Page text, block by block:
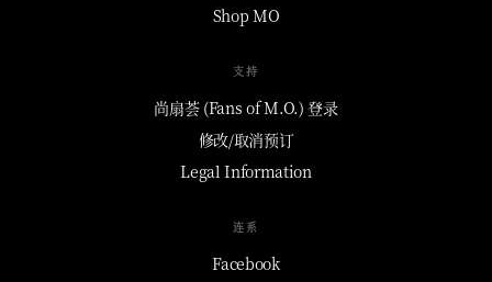
Shop MO
支持
尚扇荟 (Fans of M.O.) 登录
修改/取消预订
Legal Information
连系
Facebook